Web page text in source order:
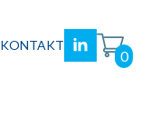
KONTAKT
0